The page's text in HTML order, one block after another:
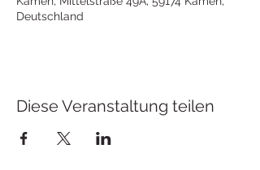
Deutschland
Diese Veranstaltung teilen